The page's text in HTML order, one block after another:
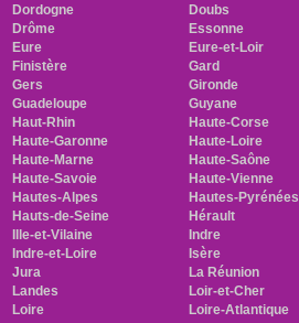
Dordogne
Doubs
Drôme
Essonne
Eure
Eure-et-Loir
Finistère
Gard
Gers
Gironde
Guadeloupe
Guyane
Haut-Rhin
Haute-Corse
Haute-Garonne
Haute-Loire
Haute-Marne
Haute-Saône
Haute-Savoie
Haute-Vienne
Hautes-Alpes
Hautes-Pyrénées
Hauts-de-Seine
Hérault
Ille-et-Vilaine
Indre
Indre-et-Loire
Isère
Jura
La Réunion
Landes
Loir-et-Cher
Loire
Loire-Atlantique